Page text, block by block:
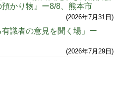
預かり物』ー8/8、熊本市
2026年7月31日
識者の意見を聞く場」ー
2026年7月29日